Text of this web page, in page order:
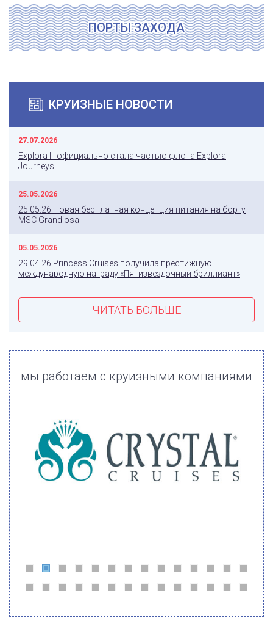
ПОРТЫ ЗАХОДА
КРУИЗНЫЕ НОВОСТИ
27.07.2026
Explora III официально стала частью флота Explora
Journeys!
25.05.2026
25.05.26 Новая бесплатная концепция питания на борту
MSC Grandiosa
05.05.2026
29.04.26 Princess Cruises получила престижную
международную награду «Пятизвездочный бриллиант»
ЧИТАТЬ БОЛЬШЕ
мы работаем с круизными компаниями